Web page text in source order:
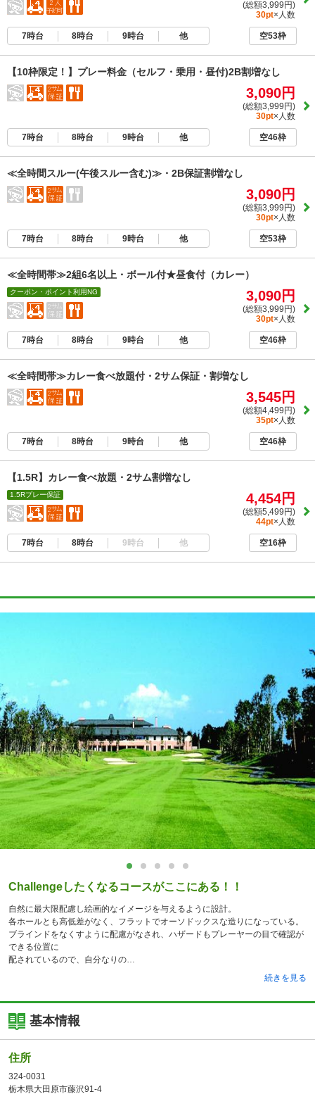
(総額3,999円)
30pt×人数
7時台 8時台 9時台 他 空53枠
【10枠限定！】プレー料金（セルフ・乗用・昼付)2B割増なし
3,090円
(総額3,999円)
30pt×人数
7時台 8時台 9時台 他 空46枠
≪全時間スルー(午後スルー含む)≫・2B保証割増なし
3,090円
(総額3,999円)
30pt×人数
7時台 8時台 9時台 他 空53枠
≪全時間帯≫2組6名以上・ボール付★昼食付（カレー）
クーポン・ポイント利用NG 3,090円
(総額3,999円)
30pt×人数
7時台 8時台 9時台 他 空46枠
≪全時間帯≫カレー食べ放題付・2サム保証・割増なし
3,545円
(総額4,499円)
35pt×人数
7時台 8時台 9時台 他 空46枠
【1.5R】カレー食べ放題・2サム割増なし
1.5Rプレー保証 4,454円
(総額5,499円)
44pt×人数
7時台 8時台 9時台 他 空16枠
Challengeしたくなるコースがここにある！！
自然に最大限配慮し絵画的なイメージを与えるように設計。
各ホールとも高低差がなく、フラットでオーソドックスな造りになっている。
ブラインドをなくすように配慮がなされ、ハザードもプレーヤーの目で確認が
できる位置に
配されているので、自分なりの
続きを見る
基本情報
住所
324-0031
栃木県大田原市藤沢91-4